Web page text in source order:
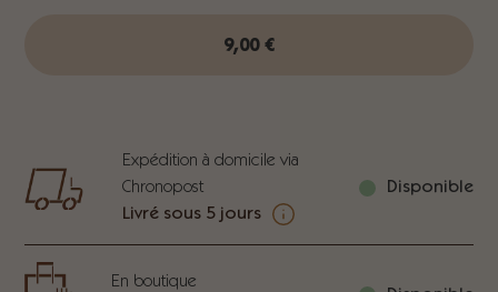
9,00 €
Expédition à domicile via
Chronopost
Livré sous 5 jours
Disponible
En boutique